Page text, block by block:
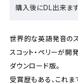
購入後にDL出来ま
世界的な英語発音のス
スコット・ペリーが開
ダウンロード版。
受賞歴もある、これ